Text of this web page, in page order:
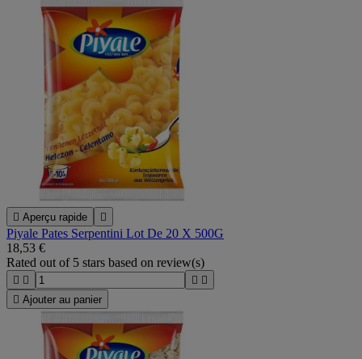
 Aperçu rapide 
Piyale Pates Serpentini Lot De 20 X 500G
18,53 €
Rated out of 5 stars based on review(s)
   
 Ajouter au panier